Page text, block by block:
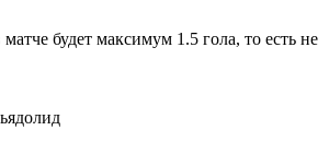
матче будет максимум 1.5 гола, то есть не